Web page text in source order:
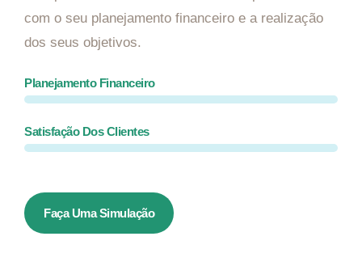
com o seu planejamento financeiro e a realização
dos seus objetivos.
Planejamento Financeiro
Satisfação Dos Clientes
Faça Uma Simulação